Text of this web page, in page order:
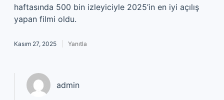
haftasında 500 bin izleyiciyle 2025’in en iyi açılış
yapan filmi oldu.
Kasım 27, 2025 Yanıtla
admin